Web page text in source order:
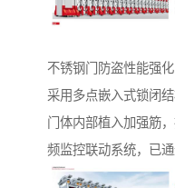
不锈钢门防盗性能强化‌
采用多点嵌入式锁闭
门体内部植入加强筋
频监控联动系统，已通